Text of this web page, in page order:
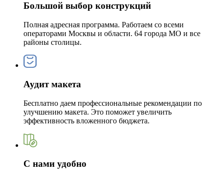
Большой выбор конструкций
Полная адресная программа. Работаем со всеми
операторами Москвы и области. 64 города МО и все
районы столицы.
Аудит макета
Бесплатно даем профессиональные рекомендации по
улучшению макета. Это поможет увеличить
эффективность вложенного бюджета.
С нами удобно